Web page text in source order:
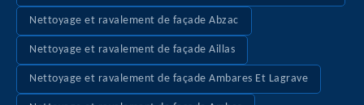
Nettoyage et ravalement de façade Abzac
Nettoyage et ravalement de façade Aillas
Nettoyage et ravalement de façade Ambares Et Lagrave